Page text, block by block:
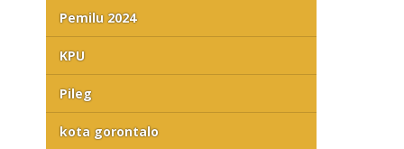
Pemilu 2024
KPU
Pileg
kota gorontalo